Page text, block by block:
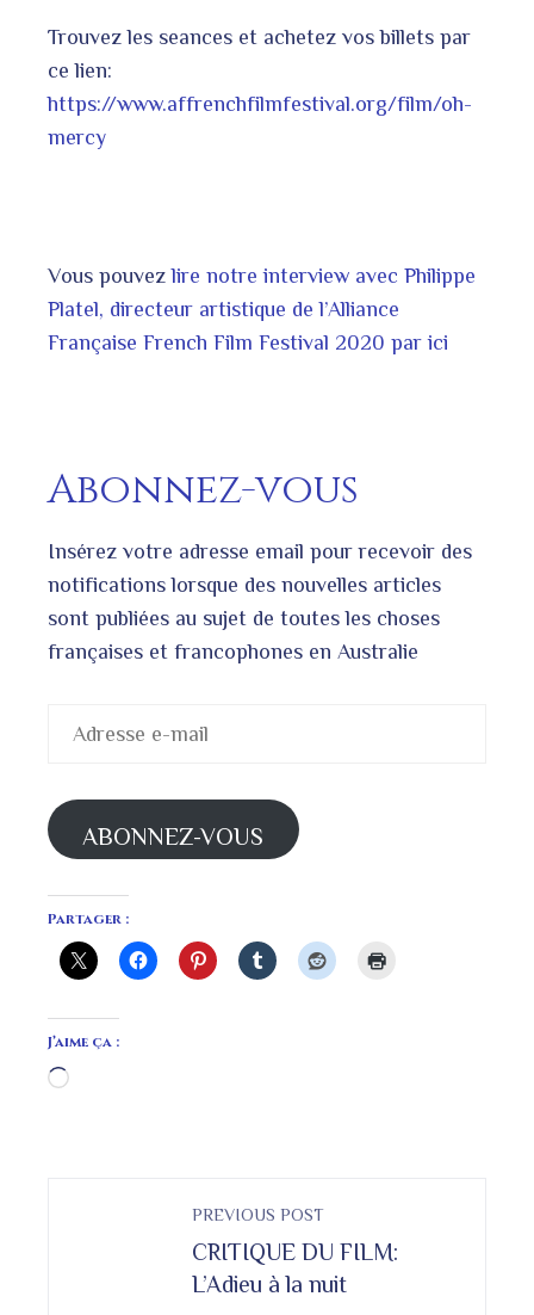
Trouvez les seances et achetez vos billets par
ce lien:
https://www.affrenchfilmfestival.org/film/oh-
mercy
Vous pouvezlire notre interview avec Philippe
Platel, directeur artistique de l’Alliance
Française French Film Festival 2020 par ici
Abonnez-vous
Insérez votre adresse email pour recevoir des
notifications lorsque des nouvelles articles
sont publiées au sujet de toutes les choses
françaises et francophones en Australie
ABONNEZ-VOUS
Partager :
J’aime ça :
Chargement…
PREVIOUS POST
CRITIQUE DU FILM:
L’Adieu à la nuit